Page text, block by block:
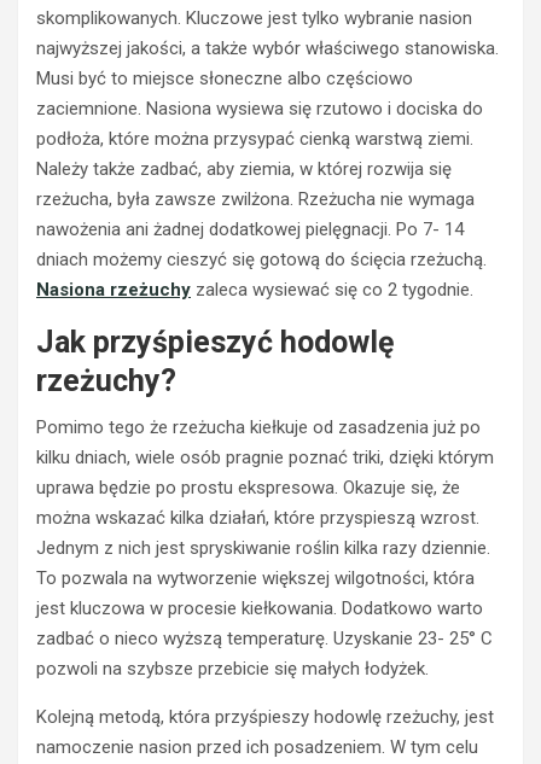
skomplikowanych. Kluczowe jest tylko wybranie nasion
najwyższej jakości, a także wybór właściwego stanowiska.
Musi być to miejsce słoneczne albo częściowo
zaciemnione. Nasiona wysiewa się rzutowo i dociska do
podłoża, które można przysypać cienką warstwą ziemi.
Należy także zadbać, aby ziemia, w której rozwija się
rzeżucha, była zawsze zwilżona. Rzeżucha nie wymaga
nawożenia ani żadnej dodatkowej pielęgnacji. Po 7- 14
dniach możemy cieszyć się gotową do ścięcia rzeżuchą.
Nasiona rzeżuchy zaleca wysiewać się co 2 tygodnie.
Jak przyśpieszyć hodowlę
rzeżuchy?
Pomimo tego że rzeżucha kiełkuje od zasadzenia już po
kilku dniach, wiele osób pragnie poznać triki, dzięki którym
uprawa będzie po prostu ekspresowa. Okazuje się, że
można wskazać kilka działań, które przyspieszą wzrost.
Jednym z nich jest spryskiwanie roślin kilka razy dziennie.
To pozwala na wytworzenie większej wilgotności, która
jest kluczowa w procesie kiełkowania. Dodatkowo warto
zadbać o nieco wyższą temperaturę. Uzyskanie 23- 25° C
pozwoli na szybsze przebicie się małych łodyżek.
Kolejną metodą, która przyśpieszy hodowlę rzeżuchy, jest
namoczenie nasion przed ich posadzeniem. W tym celu
BEZPIECZEŃSTWO
POLICJA
WYPADKI
M
o
y
k
POLICJA
WYPADKI
ZATRZYMANIA
N
e